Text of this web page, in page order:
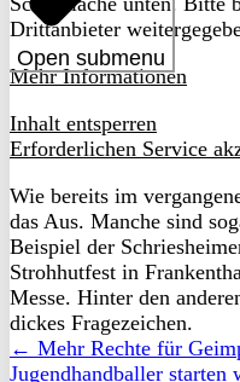
Open submenu
Drittanbieter
Mehr Informationen
Inhalt entsperren
Erforderlichen Service
Wie bereits im
das Aus. Manche sind
Beispiel der
Strohhutfest in
Messe. Hinter den
dickes Fragezeichen.
← Mehr Rechte für
Jugendhandballer